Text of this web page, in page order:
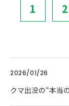
1 2
2026/01/26
クマ出没の“本当